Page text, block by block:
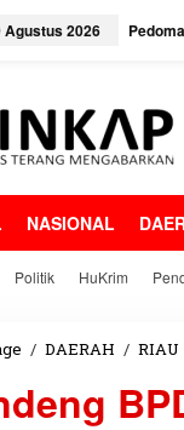
Agustus 2026
NASIONAL
Politik HuKrim
/ DAERAH / RIAU